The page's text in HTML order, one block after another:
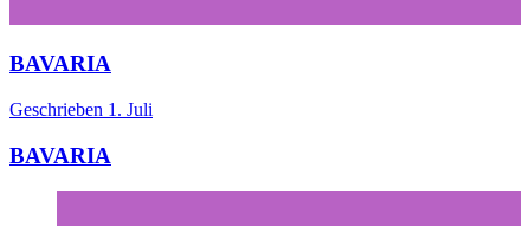
BAVARIA
Geschrieben 1. Juli
BAVARIA